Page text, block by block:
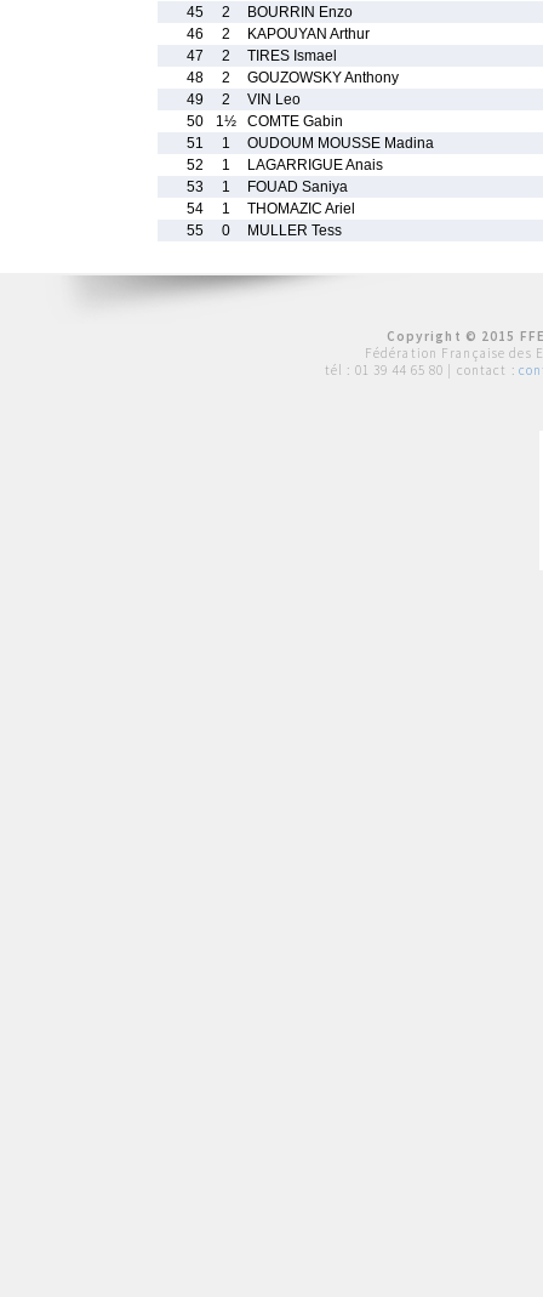
45
2
BOURRIN Enzo
46
2
KAPOUYAN Arthur
47
2
TIRES Ismael
48
2
GOUZOWSKY Anthony
49
2
VIN Leo
50
1½
COMTE Gabin
51
1
OUDOUM MOUSSE Madina
52
1
LAGARRIGUE Anais
53
1
FOUAD Saniya
54
1
THOMAZIC Ariel
55
0 MULLER Tess
Copyright © 2015
Fédération Française des
tél : 01 39 44 65 80 | contact :